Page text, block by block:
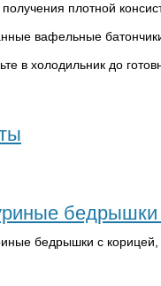
плотной
вафельные
в холодильник до
бедрышки
бедрышки с